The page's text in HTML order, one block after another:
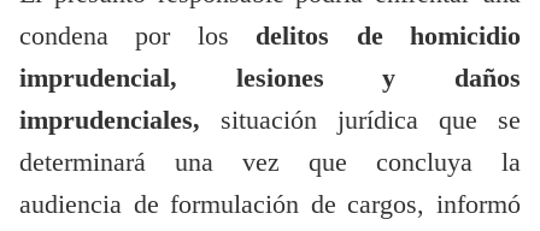
condena por los delitos de homicidio
imprudencial,
lesiones y daños
imprudenciales, situación jurídica que se
determinará una vez que concluya la
audiencia de formulación de cargos, informó